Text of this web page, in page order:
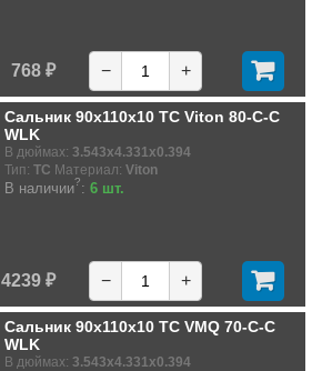
768 ₽ − +
Сальник 90x110x10 TC Viton 80-C-C
WLK
В дюймах: 3.543x4.331x0.394
Тип: TC Материал: Viton
В наличии?: 6 шт.
4239 ₽ − +
Сальник 90x110x10 TC VMQ 70-C-C
WLK
В дюймах: 3.543x4.331x0.394